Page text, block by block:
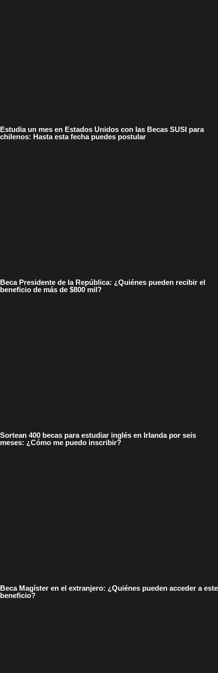
Estudia un mes en Estados Unidos con las Becas SUSI para
chilenos: Hasta esta fecha puedes postular
Beca Presidente de la República: ¿Quiénes pueden recibir el
beneficio de más de $800 mil?
Sortean 400 becas para estudiar inglés en Irlanda por seis
meses: ¿Cómo me puedo inscribir?
Beca Magíster en el extranjero: ¿Quiénes pueden acceder a este
beneficio?